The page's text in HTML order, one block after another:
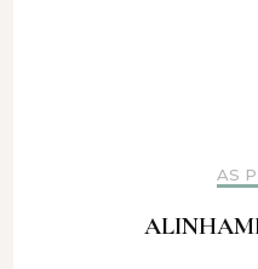
AS